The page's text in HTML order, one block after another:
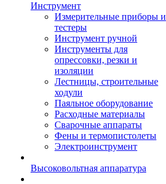
Инструмент
Измерительные приборы и
тестеры
Инструмент ручной
Инструменты для
опрессовки, резки и
изоляции
Лестницы, строительные
ходули
Паяльное оборудование
Расходные материалы
Сварочные аппараты
Фены и термопистолеты
Электроинструмент
Высоковольтная аппаратура